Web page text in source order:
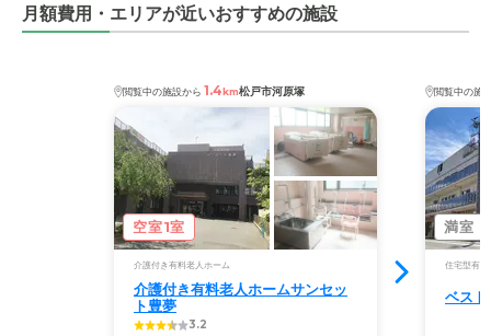
月額費用・エリアが近いおすすめの施設
閲覧中の施設から 1.4km松戸市河原塚
空室1室
介護付き有料老人ホーム
介護付き有料老人ホームサンセッ
ト豊夢
3.2
閲覧中の施
満室
住宅型有料
ベス